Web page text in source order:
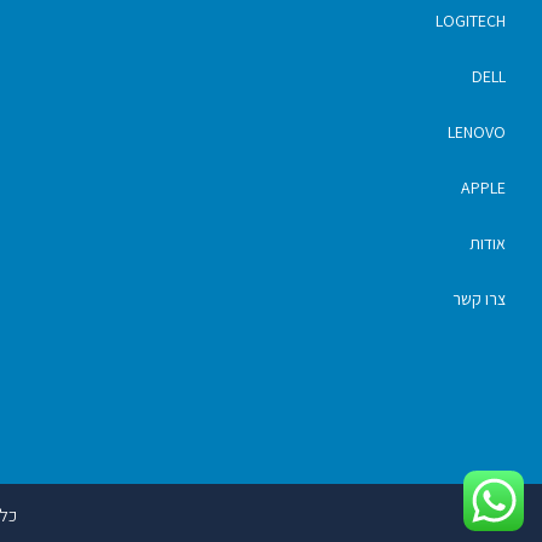
LOGITECH
DELL
LENOVO
APPLE
אודות
צרו קשר